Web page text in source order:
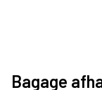
Bagage